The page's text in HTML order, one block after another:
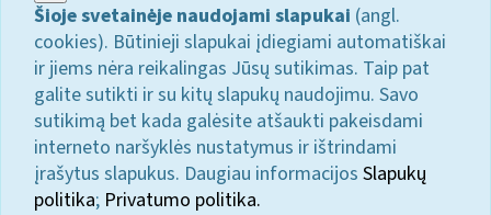
Šioje svetainėje naudojami slapukai (angl.
cookies). Būtinieji slapukai įdiegiami automatiškai
ir jiems nėra reikalingas Jūsų sutikimas. Taip pat
galite sutikti ir su kitų slapukų naudojimu. Savo
sutikimą bet kada galėsite atšaukti pakeisdami
interneto naršyklės nustatymus ir ištrindami
įrašytus slapukus. Daugiau informacijos Slapukų
politika; Privatumo politika.